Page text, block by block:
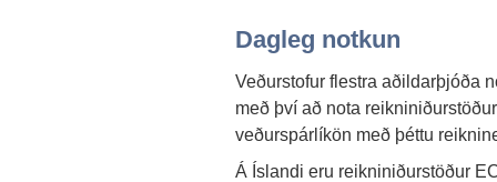
Dagleg notkun
Veðurstofur flestra aðildarþjóða
með því að nota
veðurspárlíkön með þéttu
Á Íslandi eru reikniniðurstöður